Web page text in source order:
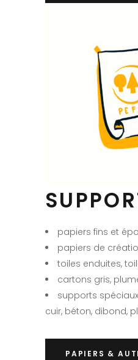
papiers fins et
papiers de
toiles enduites,
cartons gris,
supports
cuir, béton, dibond,
PAPIERS &